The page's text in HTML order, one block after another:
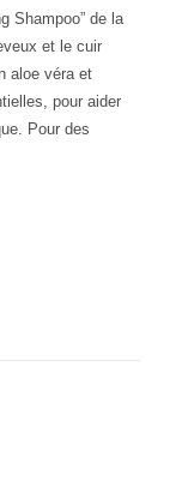
Shampoo” de la
et le cuir
aloe véra et
pour aider
Pour des